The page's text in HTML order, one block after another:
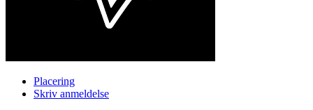
Placering
Skriv anmeldelse